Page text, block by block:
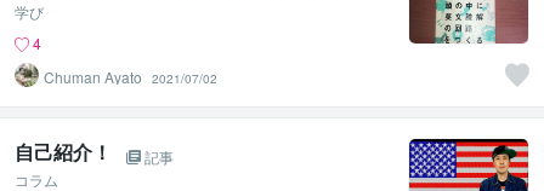
学び
4
Chuman Ayato
2021/07/02
自己紹介！
記事
コラム